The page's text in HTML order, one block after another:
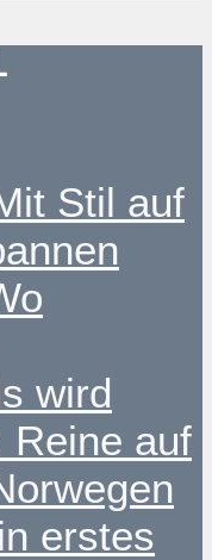
Stil auf
wird
Reine auf
erstes